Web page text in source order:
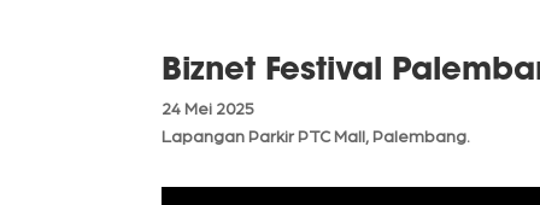
Biznet Festival
24 Mei 2025
Lapangan Parkir PTC Mall, Palembang.